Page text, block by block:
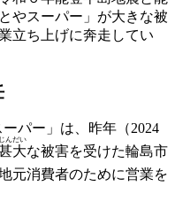
やスーパー」が大きな被
立ち上げに奔走してい
パー」は、昨年（2024
大
じんだい
な被害を受けた輪島市
元消費者のために営業を